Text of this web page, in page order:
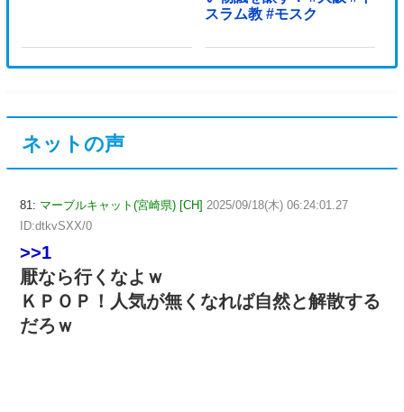
スラム教 #モスク
ネットの声
81: マーブルキャット(宮崎県) [CH] 2025/09/18(木) 06:24:01.27
ID:dtkvSXX/0
>>1
厭なら行くなよｗ
ＫＰＯＰ！人気が無くなれば自然と解散する
だろｗ